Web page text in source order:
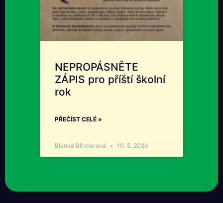
NEPROPÁSNĚTE
ZÁPIS pro příští školní
rok
PŘEČÍST CELÉ »
Blanka Bihelerová 10. 5. 2026